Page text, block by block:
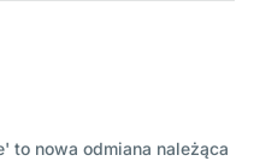
to nowa odmiana należąca